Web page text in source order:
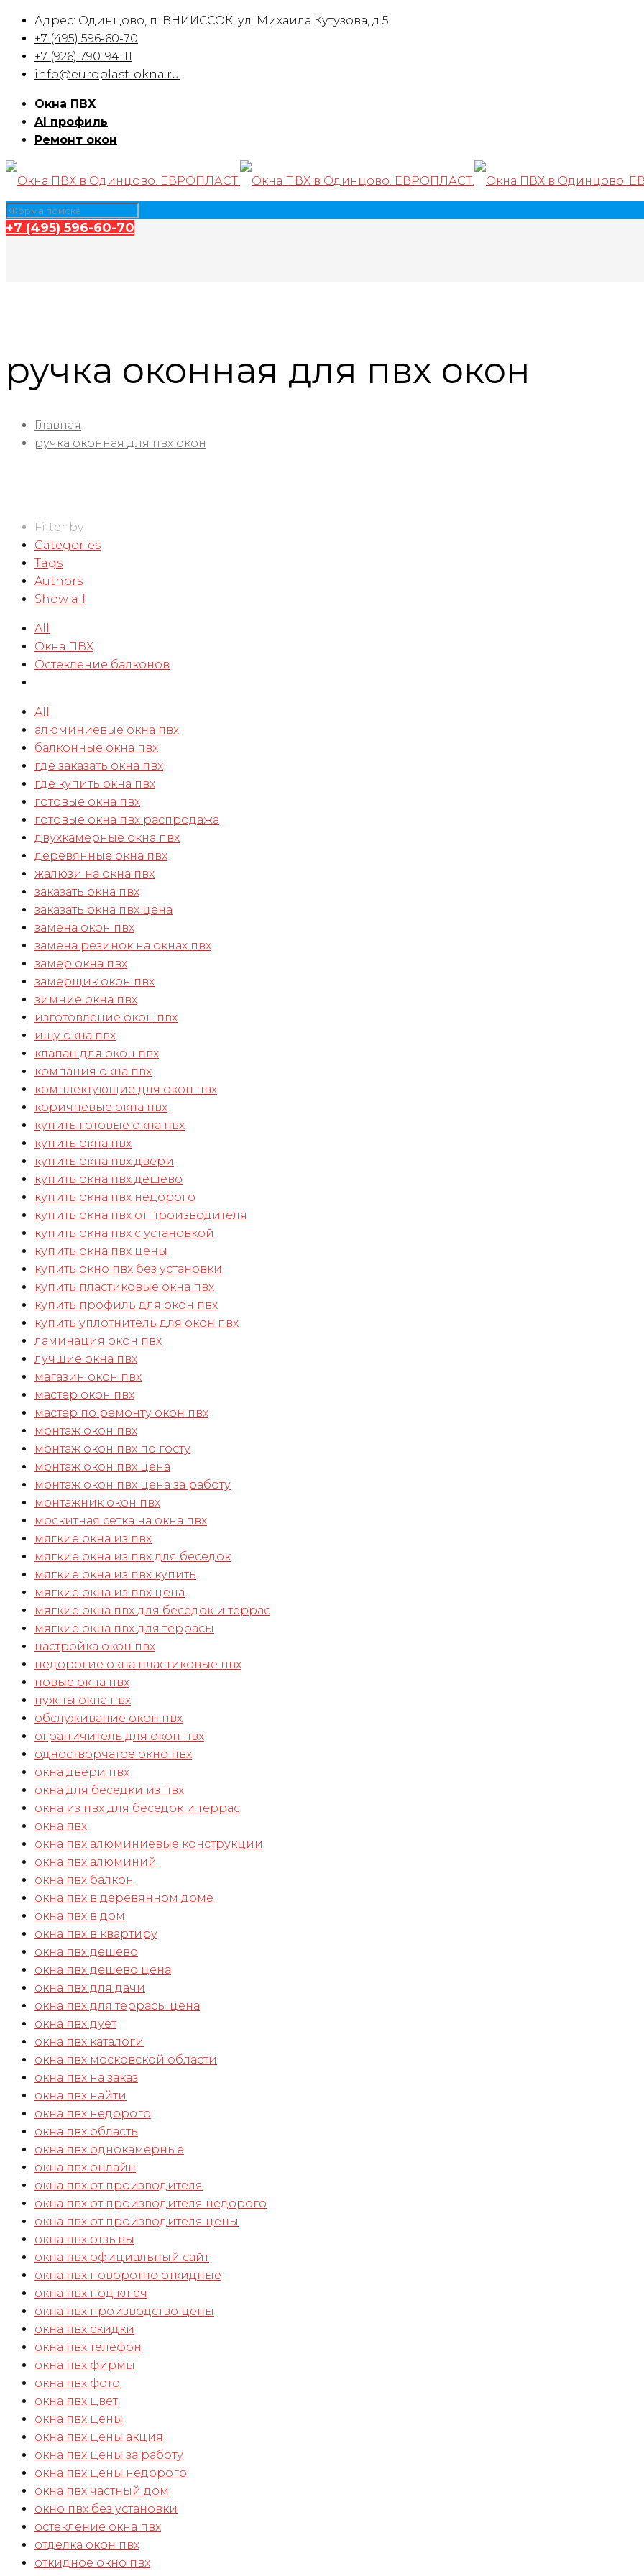
Адрес: Одинцово, п. ВНИИССОК, ул. Михаила Кутузова, д.5
+7 (495) 596-60-70
+7 (926) 790-94-11
info@europlast-okna.ru
Окна ПВХ
Al профиль
Ремонт окон
+7 (495) 596-60-70
ручка оконная для пвх окон
Главная
ручка оконная для пвх окон
Filter by
Categories
Tags
Authors
Show all
All
Окна ПВХ
Остекление балконов
All
алюминиевые окна пвх
балконные окна пвх
где заказать окна пвх
где купить окна пвх
готовые окна пвх
готовые окна пвх распродажа
двухкамерные окна пвх
деревянные окна пвх
жалюзи на окна пвх
заказать окна пвх
заказать окна пвх цена
замена окон пвх
замена резинок на окнах пвх
замер окна пвх
замерщик окон пвх
зимние окна пвх
изготовление окон пвх
ищу окна пвх
клапан для окон пвх
компания окна пвх
комплектующие для окон пвх
коричневые окна пвх
купить готовые окна пвх
купить окна пвх
купить окна пвх двери
купить окна пвх дешево
купить окна пвх недорого
купить окна пвх от производителя
купить окна пвх с установкой
купить окна пвх цены
купить окно пвх без установки
купить пластиковые окна пвх
купить профиль для окон пвх
купить уплотнитель для окон пвх
ламинация окон пвх
лучшие окна пвх
магазин окон пвх
мастер окон пвх
мастер по ремонту окон пвх
монтаж окон пвх
монтаж окон пвх по госту
монтаж окон пвх цена
монтаж окон пвх цена за работу
монтажник окон пвх
москитная сетка на окна пвх
мягкие окна из пвх
мягкие окна из пвх для беседок
мягкие окна из пвх купить
мягкие окна из пвх цена
мягкие окна пвх для беседок и террас
мягкие окна пвх для террасы
настройка окон пвх
недорогие окна пластиковые пвх
новые окна пвх
нужны окна пвх
обслуживание окон пвх
ограничитель для окон пвх
одностворчатое окно пвх
окна двери пвх
окна для беседки из пвх
окна из пвх для беседок и террас
окна пвх
окна пвх алюминиевые конструкции
окна пвх алюминий
окна пвх балкон
окна пвх в деревянном доме
окна пвх в дом
окна пвх в квартиру
окна пвх дешево
окна пвх дешево цена
окна пвх для дачи
окна пвх для террасы цена
окна пвх дует
окна пвх каталоги
окна пвх московской области
окна пвх на заказ
окна пвх найти
окна пвх недорого
окна пвх область
окна пвх однокамерные
окна пвх онлайн
окна пвх от производителя
окна пвх от производителя недорого
окна пвх от производителя цены
окна пвх отзывы
окна пвх официальный сайт
окна пвх поворотно откидные
окна пвх под ключ
окна пвх производство цены
окна пвх скидки
окна пвх телефон
окна пвх фирмы
окна пвх фото
окна пвх цвет
окна пвх цены
окна пвх цены акция
окна пвх цены за работу
окна пвх цены недорого
окна пвх частный дом
окно пвх без установки
остекление окна пвх
отделка окон пвх
откидное окно пвх